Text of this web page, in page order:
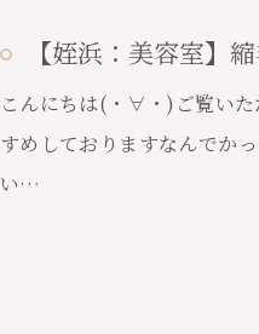
【姪浜：美容室】
こんにちは(・∀・)ご覧い
すめしておりますなんでか
い…